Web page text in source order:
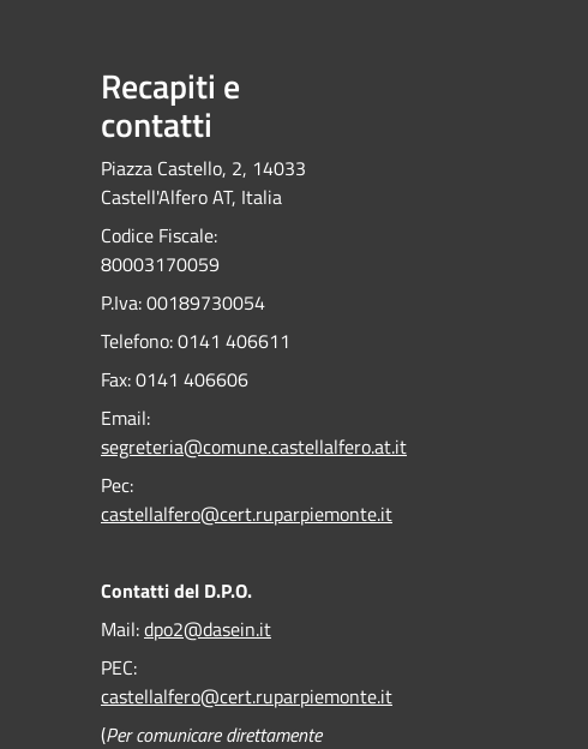
Recapiti e
contatti
Piazza Castello, 2, 14033
Castell'Alfero AT, Italia
Codice Fiscale:
80003170059
P.Iva: 00189730054
Telefono:0141 406611
Fax:0141 406606
Email:
segreteria@comune.castellalfero.at.it
Pec:
castellalfero@cert.ruparpiemonte.it
Contatti del D.P.O.
Mail:dpo2@dasein.it
PEC:
castellalfero@cert.ruparpiemonte.it
(Per comunicare direttamente